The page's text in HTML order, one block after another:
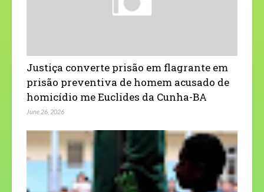
Justiça converte prisão em flagrante em
prisão preventiva de homem acusado de
homicídio me Euclides da Cunha-BA
June 26, 2026